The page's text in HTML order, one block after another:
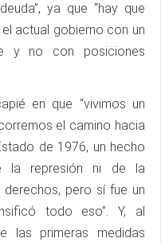
ya que “hay que
actual gobierno con un
y no con posiciones
en que “vivimos un
el camino hacia
de 1976, un hecho
la represión ni de la
pero sí fue un
todo eso”. Y, al
las primeras medidas